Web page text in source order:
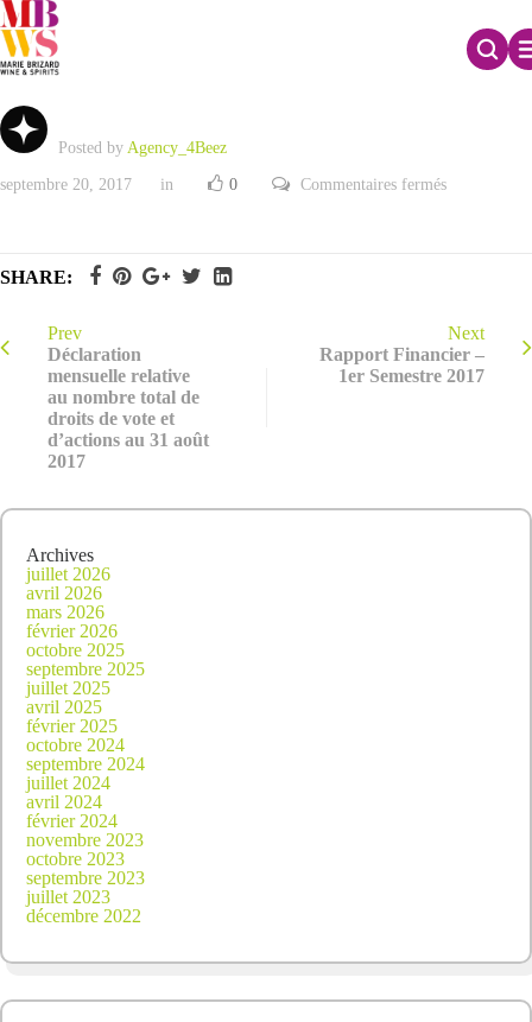
Résultats du 1er semestre 2017
Posted by Agency_4Beez
septembre 20, 2017 in 0 Commentaires ferméssur
SHARE:
Prev
Déclaration
mensuelle relative
au nombre total de
droits de vote et
d’actions au 31 août
2017
Next
Rapport Financier –
1er Semestre 2017
Archives
juillet 2026
avril 2026
mars 2026
février 2026
octobre 2025
septembre 2025
juillet 2025
avril 2025
février 2025
octobre 2024
septembre 2024
juillet 2024
avril 2024
février 2024
novembre 2023
octobre 2023
septembre 2023
juillet 2023
décembre 2022